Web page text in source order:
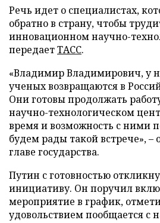
Речь идет о специалистах,
обратно в страну, чтобы
инновационном научно-
передаетТАСС.
«Владимир Владимирович, у
ученых возвращаются в
Они готовы продолжать
научно-технологическом
время и возможность с ними
будем рады такой встрече», –
главе государства.
Путин с готовностью
инициативу. Он поручил
мероприятие в график,
удовольствием пообщается с